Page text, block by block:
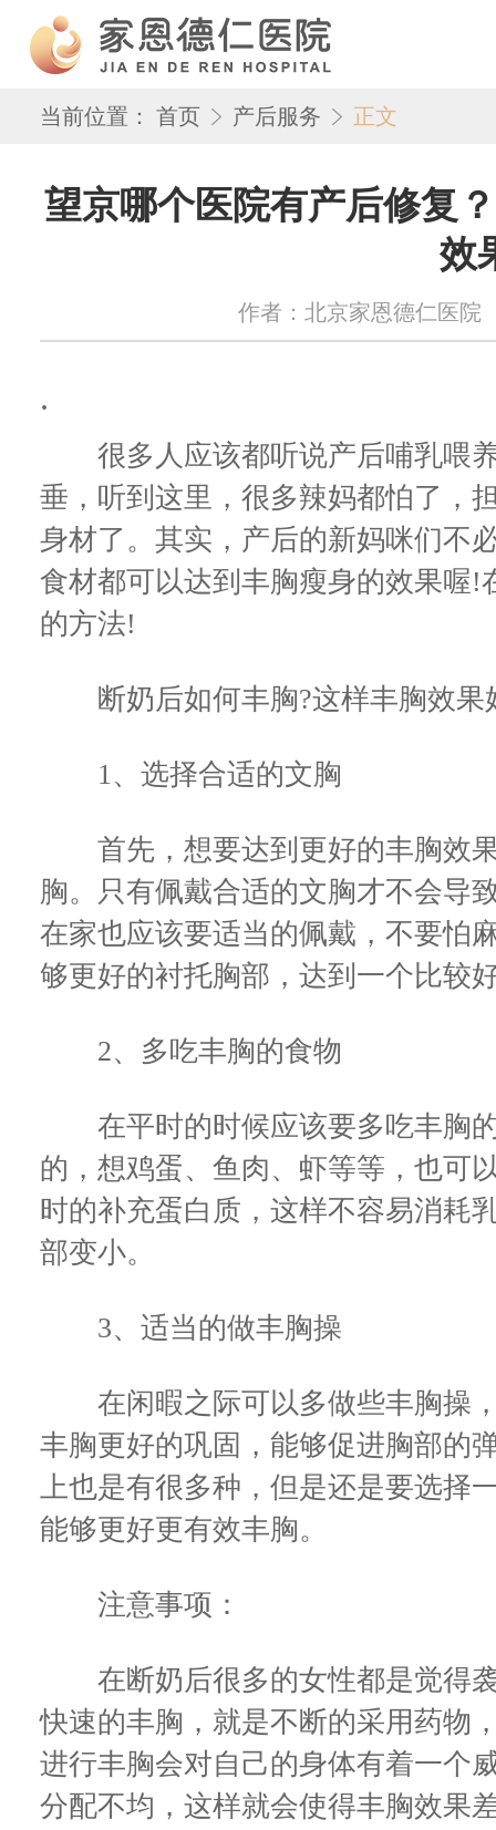
当前位置： 首页 产后服务 正文
望京哪个医院有产后修复
效
作者：北京家恩德仁医院
.
很多人应该都听说产后哺乳喂养
垂，听到这里，很多辣妈都怕了，
身材了。其实，产后的新妈咪们不
食材都可以达到丰胸瘦身的效果喔!
的方法!
断奶后如何丰胸?这样丰胸效果
1、选择合适的文胸
首先，想要达到更好的丰胸效果
胸。只有佩戴合适的文胸才不会导
在家也应该要适当的佩戴，不要怕
够更好的衬托胸部，达到一个比较
2、多吃丰胸的食物
在平时的时候应该要多吃丰胸的
的，想鸡蛋、鱼肉、虾等等，也可
时的补充蛋白质，这样不容易消耗
部变小。
3、适当的做丰胸操
在闲暇之际可以多做些丰胸操，
丰胸更好的巩固，能够促进胸部的
上也是有很多种，但是还是要选择
能够更好更有效丰胸。
注意事项：
在断奶后很多的女性都是觉得袭
快速的丰胸，就是不断的采用药物
进行丰胸会对自己的身体有着一个
分配不均，这样就会使得丰胸效果